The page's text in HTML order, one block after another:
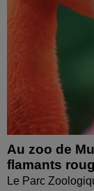
Au zoo de
flamants
Le Parc